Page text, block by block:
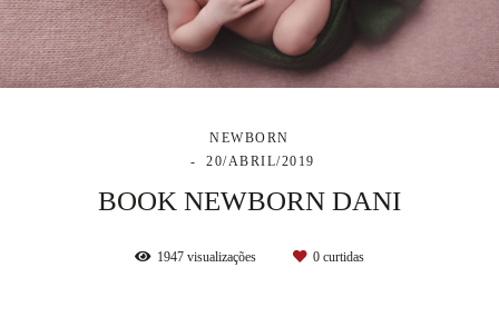
NEWBORN
20/ABRIL/2019
BOOK NEWBORN DANI
1947 visualizações 0 curtidas